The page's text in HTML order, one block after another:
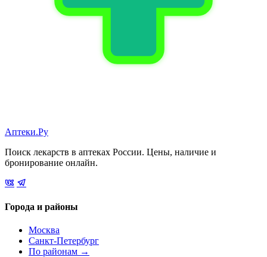
Аптеки.Ру
Поиск лекарств в аптеках России. Цены, наличие и
бронирование онлайн.
Города и районы
Москва
Санкт-Петербург
По районам →